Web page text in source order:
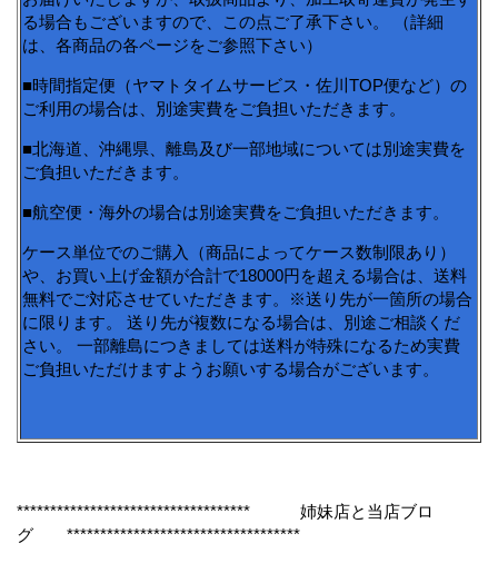
る場合もございますので、この点ご了承下さい。 （詳細
は、各商品の各ページをご参照下さい）
■時間指定便（ヤマトタイムサービス・佐川TOP便など）の
ご利用の場合は、別途実費をご負担いただきます。
■北海道、沖縄県、離島及び一部地域については別途実費を
ご負担いただきます。
■航空便・海外の場合は別途実費をご負担いただきます。
ケース単位でのご購入（商品によってケース数制限あり）
や、お買い上げ金額が合計で18000円を超える場合は、送料
無料でご対応させていただきます。※送り先が一箇所の場合
に限ります。 送り先が複数になる場合は、別途ご相談くだ
さい。 一部離島につきましては送料が特殊になるため実費
ご負担いただけますようお願いする場合がございます。
*********************************** 姉妹店と当店ブロ
グ ***********************************